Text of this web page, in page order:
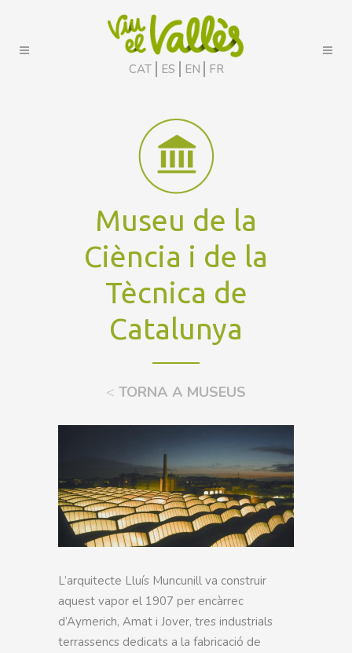
CAT ES EN FR
Museu de la
Ciència i de la
Tècnica de
Catalunya
< TORNA A MUSEUS
L’arquitecte Lluís Muncunill va construir
aquest vapor el 1907 per encàrrec
d’Aymerich, Amat i Jover, tres industrials
terrassencs dedicats a la fabricació de